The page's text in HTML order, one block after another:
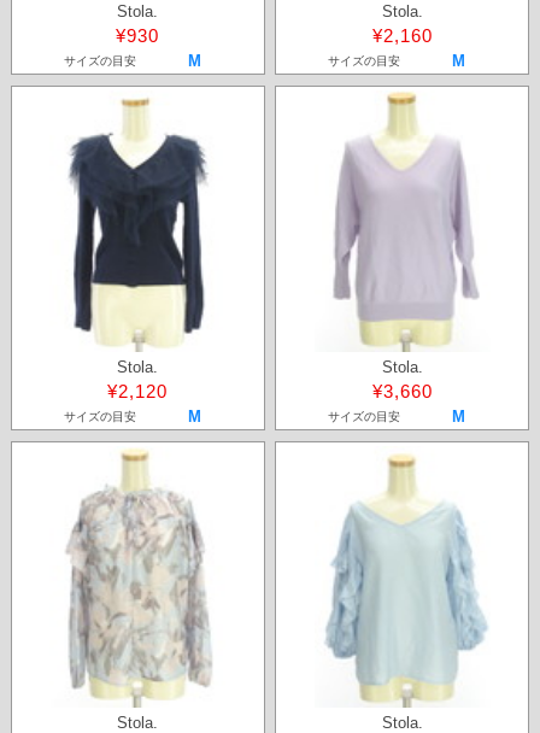
Stola.
¥930
サイズの目安 M
Stola.
¥2,160
サイズの目安 M
Stola.
¥2,120
サイズの目安 M
Stola.
¥3,660
サイズの目安 M
Stola. Stola.